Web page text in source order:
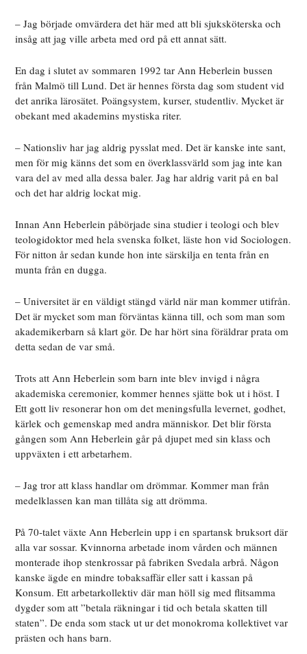
– Jag började omvärdera det här med att bli sjuksköterska och
insåg att jag ville arbeta med ord på ett annat sätt.
En dag i slutet av sommaren 1992 tar Ann Heberlein bussen
från Malmö till Lund. Det är hennes första dag som student vid
det anrika lärosätet. Poängsystem, kurser, studentliv. Mycket är
obekant med akademins mystiska riter.
– Nationsliv har jag aldrig pysslat med. Det är kanske inte sant,
men för mig känns det som en överklassvärld som jag inte kan
vara del av med alla dessa baler. Jag har aldrig varit på en bal
och det har aldrig lockat mig.
Innan Ann Heberlein påbörjade sina studier i teologi och blev
teologidoktor med hela svenska folket, läste hon vid Sociologen.
För nitton år sedan kunde hon inte särskilja en tenta från en
munta från en dugga.
– Universitet är en väldigt stängd värld när man kommer utifrån.
Det är mycket som man förväntas känna till, och som man som
akademikerbarn så klart gör. De har hört sina föräldrar prata om
detta sedan de var små.
Trots att Ann Heberlein som barn inte blev invigd i några
akademiska ceremonier, kommer hennes sjätte bok ut i höst. I
Ett gott liv resonerar hon om det meningsfulla levernet, godhet,
kärlek och gemenskap med andra människor. Det blir första
gången som Ann Heberlein går på djupet med sin klass och
uppväxten i ett arbetarhem.
– Jag tror att klass handlar om drömmar. Kommer man från
medelklassen kan man tillåta sig att drömma.
På 70-talet växte Ann Heberlein upp i en spartansk bruksort där
alla var sossar. Kvinnorna arbetade inom vården och männen
monterade ihop stenkrossar på fabriken Svedala arbrå. Någon
kanske ägde en mindre tobaksaffär eller satt i kassan på
Konsum. Ett arbetarkollektiv där man höll sig med flitsamma
dygder som att ”betala räkningar i tid och betala skatten till
staten”. De enda som stack ut ur det monokroma kollektivet var
prästen och hans barn.